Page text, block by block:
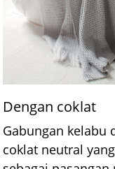
Dengan coklat
Gabungan kelabu
coklat neutral